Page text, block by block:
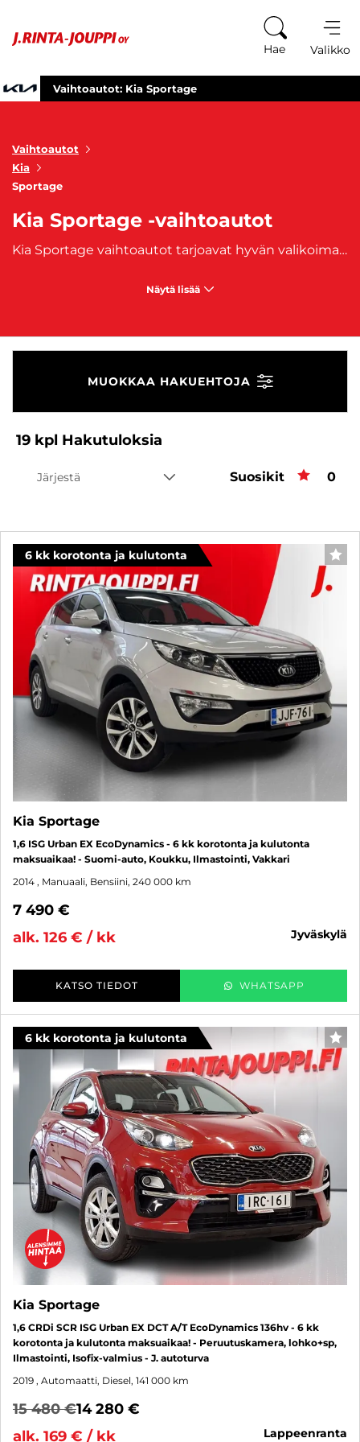
Hae Valikko
Vaihtoautot: Kia Sportage
Vaihtoautot
Kia
Sportage
Kia Sportage -vaihtoautot
Kia Sportage vaihtoautot tarjoavat hyvän valikoiman voimalinjoja eri toiveisiin. Suosittu vuonna 1993 esitelty Kia Sportage on jo ehtinyt viidenteen mallisukupolveen. Hyvin varustellut Kia Sportage vaihtoautot ovat tilavia ja
Näytä lisää
MUOKKAA HAKUEHTOJA
19 kpl Hakutuloksia
Järjestä Suosikit 0
6 kk korotonta ja kulutonta
Kia Sportage
1,6 ISG Urban EX EcoDynamics - 6 kk korotonta ja kulutonta
maksuaikaa! - Suomi-auto, Koukku, Ilmastointi, Vakkari
2014 , Manuaali, Bensiini, 240 000 km
7 490 €
alk. 126 € / kk
jyväskylä
KATSO TIEDOT WHATSAPP
6 kk korotonta ja kulutonta
Kia Sportage
1,6 CRDi SCR ISG Urban EX DCT A/T EcoDynamics 136hv - 6 kk
korotonta ja kulutonta maksuaikaa! - Peruutuskamera, lohko+sp,
Ilmastointi, Isofix-valmius - J. autoturva
2019 , Automaatti, Diesel, 141 000 km
15 480 €14 280 €
alk. 169 € / kk
lappeenranta